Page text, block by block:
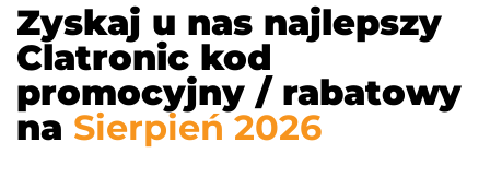
Zyskaj u nas najlepszy
Clatronic kod
promocyjny / rabatowy
na Sierpień 2026